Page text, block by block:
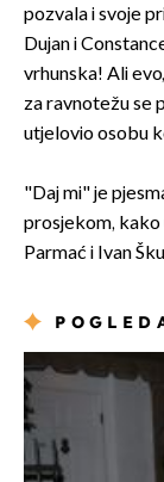
pozvala i svoje
Dujan i
vrhunska! Ali
za ravnotežu se
utjelovio osobu
"Daj mi" je
prosjekom, kako
Parmać i Ivan